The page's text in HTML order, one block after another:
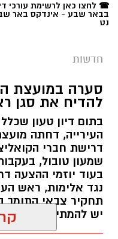
סערה במועצת
בתום דיון טעון שכלל
דרישת חברי
שמעון טובול,
בעוד יוזמי ההצעה
נגד אלימות, ראש
תחקיר צבאי התומך
יש להמתין להכרעת
רותם שרון / 09:58 06.08.26 אולי